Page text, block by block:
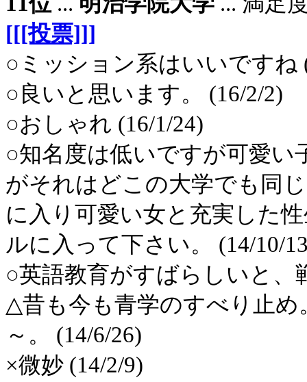
[[[投票]]]
○ミッション系はいいですね
○良いと思います。 (16/2/2)
○おしゃれ (16/1/24)
○知名度は低いですが可愛
がそれはどこの大学でも同
に入り可愛い女と充実した
ルに入って下さい。 (14/10/
○英語教育がすばらしいと、
△昔も今も青学のすべり止
～。 (14/6/26)
×微妙 (14/2/9)